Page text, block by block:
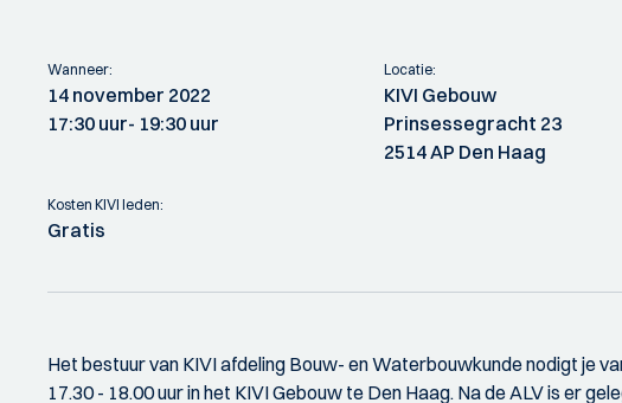
Wanneer:
14 november 2022
17:30 uur- 19:30 uur
Locatie:
KIVI Gebouw
Prinsessegracht 23
2514 AP Den Haag
Kosten KIVI leden:
Gratis
Het bestuur van KIVI afdeling Bouw- en Waterbouwkunde nodigt je
17.30 - 18.00 uur in het KIVI Gebouw te Den Haag. Na de ALV is er